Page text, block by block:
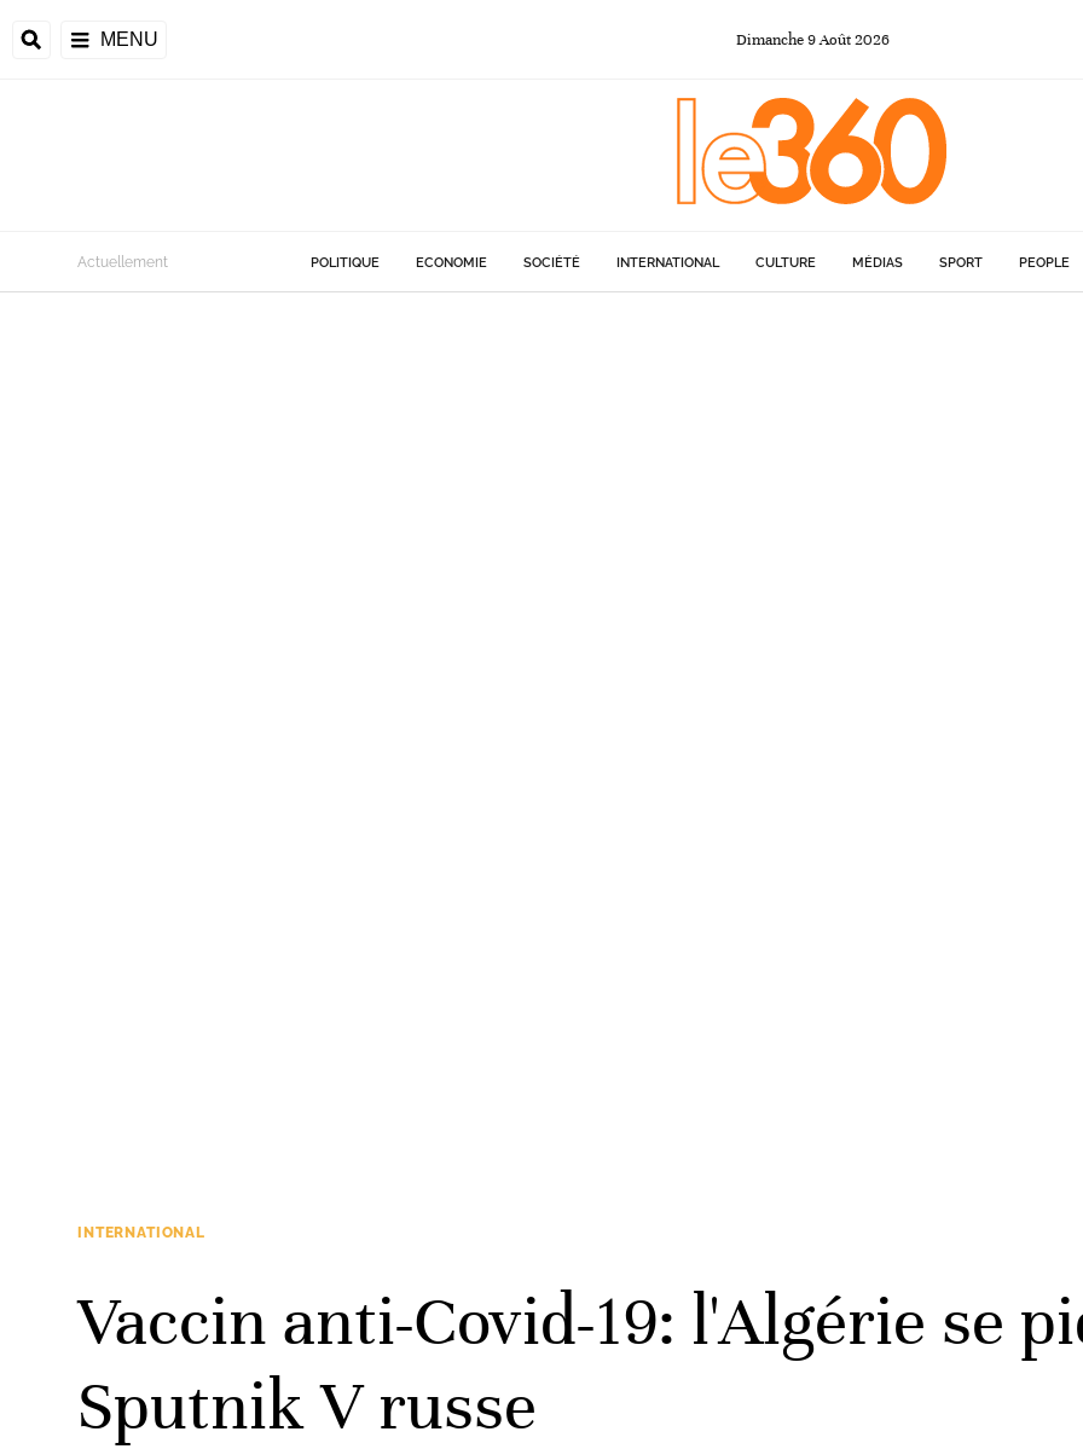
MENU Dimanche 9Août 2026
Actuellement POLITIQUE ECONOMIE SOCIÉTÉ INTERNATIONAL CULTURE MÉDIAS SPORT PEOPLE
INTERNATIONAL
Vaccin anti-Covid-19: l'Algérie se
Sputnik V russe